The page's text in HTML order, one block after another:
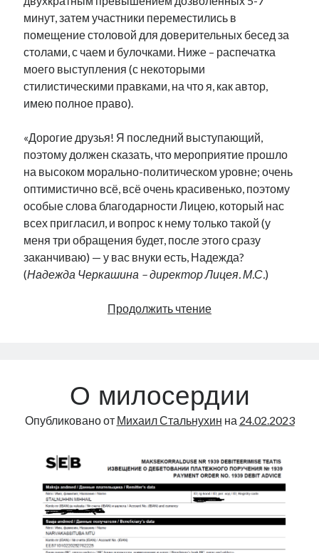
минут, затем участники переместились в
помещение столовой для доверительных бесед за
столами, с чаем и булочками. Ниже – распечатка
моего выступления (с некоторыми
стилистическими правками, на что я, как автор,
имею полное право).
«Дорогие друзья! Я последний выступающий,
поэтому должен сказать, что мероприятие прошло
на высоком морально-политическом уровне; очень
оптимистично всё, всё очень красивенько, поэтому
особые слова благодарности Лицею, который нас
всех пригласил, и вопрос к нему только такой (у
меня три обращения будет, после этого сразу
заканчиваю) — у вас внуки есть, Надежда?
(Надежда Черкашина – директор Лицея. М.С.)
Продолжить чтениеЕсли
о
своих
планах
О милосердии
Опубликовано от Михаил Стальнухин на 24.02.2023